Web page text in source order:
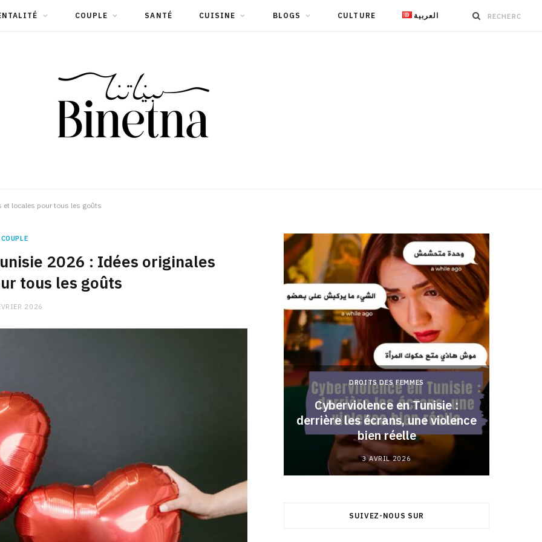
COUPLE SANTÉ CUISINE BLOGS CULTURE العربية
et locales pour tous les goûts
COUPLE
2026 : Idées originales
tous les goûts
2026
DROITS DES FEMMES
Cyberviolence en Tunisie :
derrière les écrans, une violence
bien réelle
3 AVRIL 2026
SUIVEZ-NOUS SUR